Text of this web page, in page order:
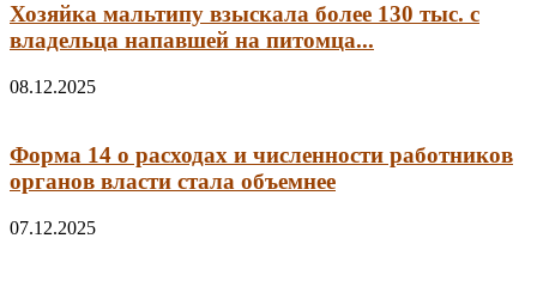
Хозяйка мальтипу взыскала более 130 тыс. с
владельца напавшей на питомца...
08.12.2025
Форма 14 о расходах и численности работников
органов власти стала объемнее
07.12.2025